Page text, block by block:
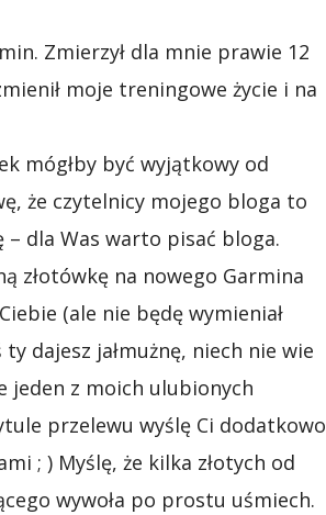
Zmierzył dla mnie prawie 12
moje treningowe życie i na
mógłby być wyjątkowy od
że czytelnicy mojego bloga to
dla Was warto pisać bloga.
złotówkę na nowego Garmina
(ale nie będę wymieniał
dajesz jałmużnę, niech nie wie
jeden z moich ulubionych
przelewu wyślę Ci dodatkowo
; ) Myślę, że kilka złotych od
wywoła po prostu uśmiech.